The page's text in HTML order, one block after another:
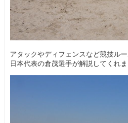
アタックやディフェンスなど競技ル
日本代表の倉茂選手が解説してくれま